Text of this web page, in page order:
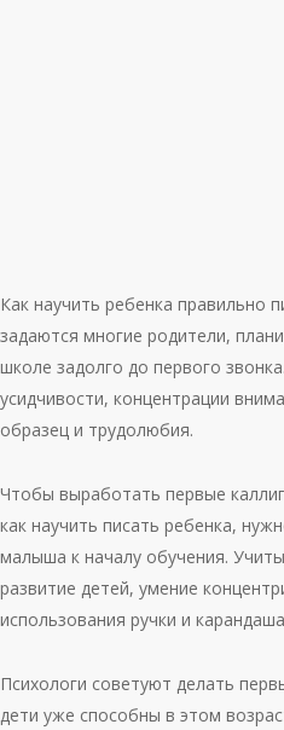
Как научить ребенка правильно
задаются многие родители,
школе задолго до первого
усидчивости, концентрации
образец и трудолюбия.
Чтобы выработать первые
как научить писать ребенка,
малыша к началу обучения.
развитие детей, умение
использования ручки и
Психологи советуют делать
дети уже способны в этом